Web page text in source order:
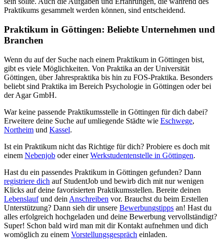
Praktikums gesammelt werden können, sind entscheidend.
Praktikum in Göttingen: Beliebte Unternehmen und
Branchen
Wenn du auf der Suche nach einem Praktikum in Göttingen bist,
gibt es viele Möglichkeiten. Von Praktika an der Universität
Göttingen, über Jahrespraktika bis hin zu FOS-Praktika. Besonders
beliebt sind Praktika im Bereich Psychologie in Göttingen oder bei
der Agar GmbH.
War keine passende Praktikumsstelle in Göttingen für dich dabei?
Erweitere deine Suche auf umliegende Städte wie Eschwege,
Northeim und Kassel.
Ist ein Praktikum nicht das Richtige für dich? Probiere es doch mit
einem Nebenjob oder einerWerkstudentenstelle in Göttingen.
Hast du ein passendes Praktikum in Göttingen gefunden? Dann
registriere dich auf StudentJob und bewirb dich mit nur wenigen
Klicks auf deine favorisierten Praktikumsstellen. Bereite deinen
Lebenslaufund dein Anschreiben vor. Brauchst du beim Erstellen
Unterstützung? Dann sieh dir unsere Bewerbungstipps an! Hast du
alles erfolgreich hochgeladen und deine Bewerbung vervollständigt?
Super! Schon bald wird man mit dir Kontakt aufnehmen und dich
womöglich zu einem Vorstellungsgespräch einladen.